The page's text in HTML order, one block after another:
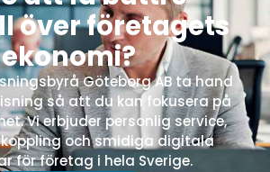
över företagets
ekonomi?
Göteborg AB ta hand
så att du kan fokusera på
Vi erbjuder personlig service,
och smidiga digitala
för företag i hela Sverige.